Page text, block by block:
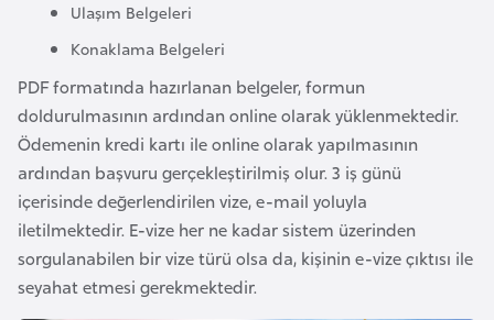
Ulaşım Belgeleri
Konaklama Belgeleri
PDF formatında hazırlanan belgeler, formun
doldurulmasının ardından online olarak yüklenmektedir.
Ödemenin kredi kartı ile online olarak yapılmasının
ardından başvuru gerçekleştirilmiş olur. 3 iş günü
içerisinde değerlendirilen vize, e-mail yoluyla
iletilmektedir. E-vize her ne kadar sistem üzerinden
sorgulanabilen bir vize türü olsa da, kişinin e-vize çıktısı ile
seyahat etmesi gerekmektedir.
Ç
e
k
C
u
m
h
u